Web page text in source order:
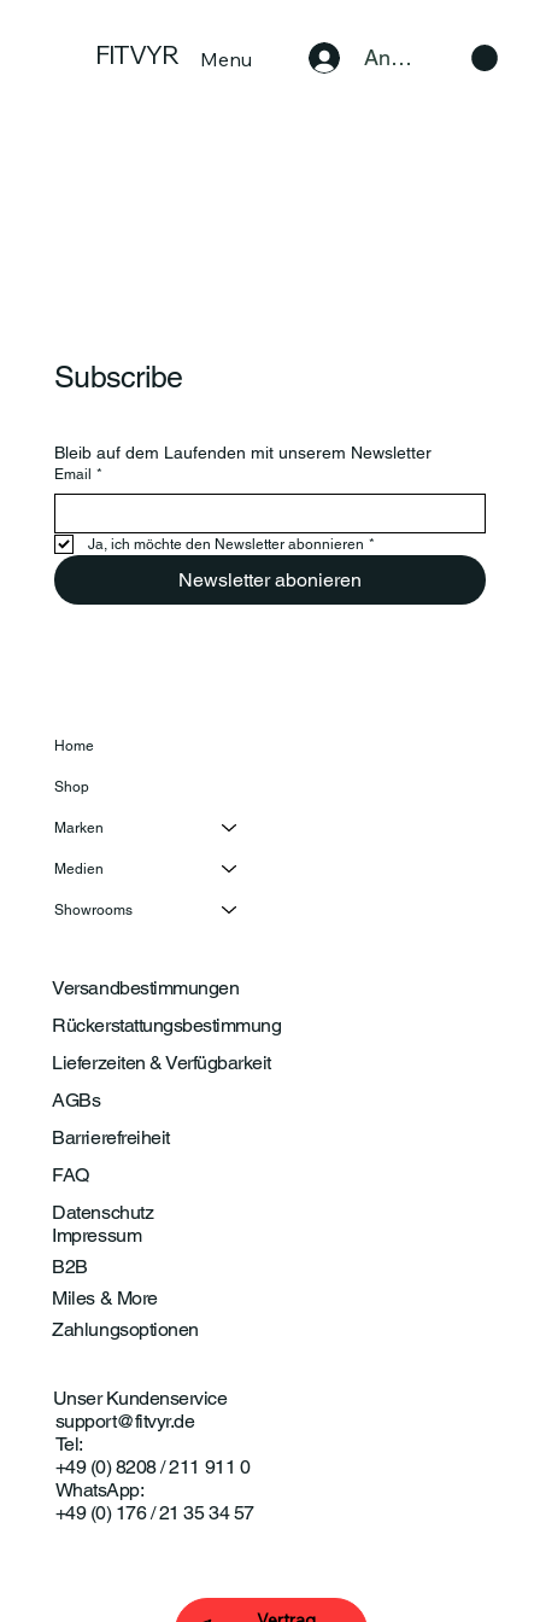
FITVYR Anmelden
Menu
Subscribe
Bleib auf dem Laufenden mit unserem Newsletter
Email *
Ja, ich möchte den Newsletter abonnieren *
Newsletter abonieren
FAQ
Versandbestimmungen
Rückerstattungsbestimmung
AGBs
Lieferzeiten & Verfügbarkeit
Datenschutz
Barrierefreiheit
Impressum
B2B
Miles & More
Zahlungsoptionen
Unser Kundenservice
support@fitvyr.de
Tel:
+49 (0) 8208 / 211 911 0
WhatsApp:
+49 (0) 176 / 21 35 34 57
Home
Shop
Marken
Medien
Showrooms